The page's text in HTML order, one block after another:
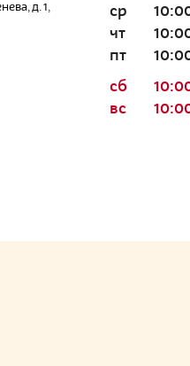
д. 1,
ср
чт
пт
сб
вс